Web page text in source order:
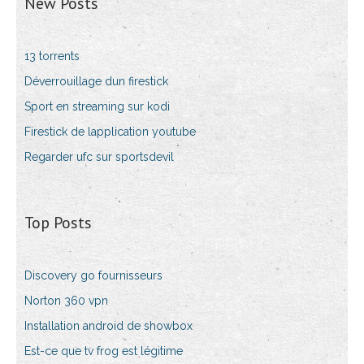
13 torrents
Déverrouillage dun firestick
Sport en streaming sur kodi
Firestick de lapplication youtube
Regarder ufc sur sportsdevil
Top Posts
Discovery go fournisseurs
Norton 360 vpn
Installation android de showbox
Est-ce que tv frog est légitime